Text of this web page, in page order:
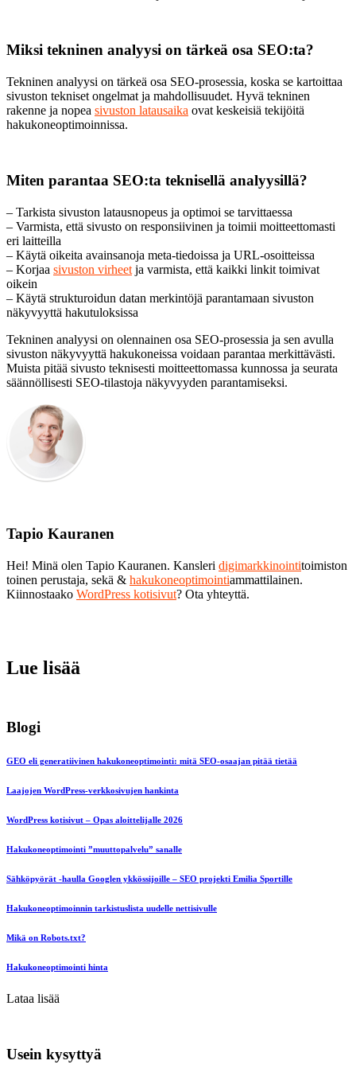
Miksi tekninen analyysi on tärkeä osa SEO:ta?
Tekninen analyysi on tärkeä osa SEO-prosessia, koska se kartoittaa
sivuston tekniset ongelmat ja mahdollisuudet. Hyvä tekninen
rakenne ja nopea sivuston latausaika ovat keskeisiä tekijöitä
hakukoneoptimoinnissa.
Miten parantaa SEO:ta teknisellä analyysillä?
– Tarkista sivuston latausnopeus ja optimoi se tarvittaessa
– Varmista, että sivusto on responsiivinen ja toimii moitteettomasti
eri laitteilla
– Käytä oikeita avainsanoja meta-tiedoissa ja URL-osoitteissa
– Korjaa sivuston virheet ja varmista, että kaikki linkit toimivat
oikein
– Käytä strukturoidun datan merkintöjä parantamaan sivuston
näkyvyyttä hakutuloksissa
Tekninen analyysi on olennainen osa SEO-prosessia ja sen avulla
sivuston näkyvyyttä hakukoneissa voidaan parantaa merkittävästi.
Muista pitää sivusto teknisesti moitteettomassa kunnossa ja seurata
säännöllisesti SEO-tilastoja näkyvyyden parantamiseksi.
Tapio Kauranen
Hei! Minä olen Tapio Kauranen. Kansleri digimarkkinointitoimiston
toinen perustaja, sekä & hakukoneoptimointiammattilainen.
Kiinnostaako WordPress kotisivut? Ota yhteyttä.
Lue lisää
Blogi
GEO eli generatiivinen hakukoneoptimointi: mitä SEO-osaajan pitää tietää
Laajojen WordPress-verkkosivujen hankinta
WordPress kotisivut – Opas aloittelijalle 2026
Hakukoneoptimointi ”muuttopalvelu” sanalle
Sähköpyörät -haulla Googlen ykkössijoille – SEO projekti Emilia Sportille
Hakukoneoptimoinnin tarkistuslista uudelle nettisivulle
Mikä on Robots.txt?
Hakukoneoptimointi hinta
Lataa lisää
Usein kysyttyä